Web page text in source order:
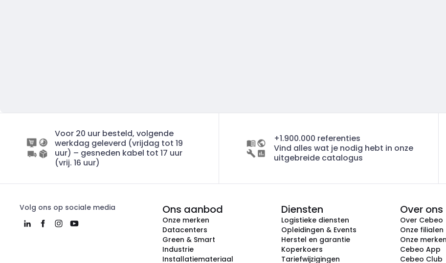
Voor 20 uur besteld, volgende
werkdag geleverd (vrijdag tot 19
uur) – gesneden kabel tot 17 uur
(vrij. 16 uur)
+1.900.000 referenties
Vind alles wat je nodig hebt in onze
uitgebreide catalogus
Volg ons op sociale media Ons aanbod
Onze merken
Datacenters
Green & Smart
Industrie
Installatiemateriaal
Diensten
Logistieke diensten
Opleidingen & Events
Herstel en garantie
Koperkoers
Tariefwijzigingen
Over ons
Over Cebeo
Onze filialen
Onze merken
Cebeo App
Cebeo Club